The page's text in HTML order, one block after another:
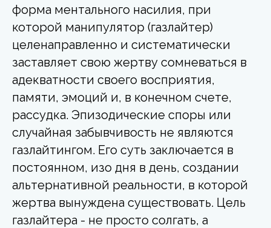
форма ментального насилия, при
которой манипулятор (газлайтер)
целенаправленно и систематически
заставляет свою жертву сомневаться в
адекватности своего восприятия,
памяти, эмоций и, в конечном счете,
рассудка. Эпизодические споры или
случайная забывчивость не являются
газлайтингом. Его суть заключается в
постоянном, изо дня в день, создании
альтернативной реальности, в которой
жертва вынуждена существовать. Цель
газлайтера - не просто солгать, а